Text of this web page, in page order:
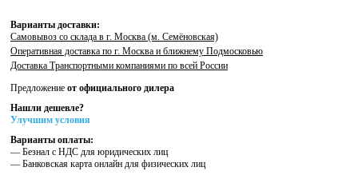
Варианты доставки:
Самовывоз со склада в г. Москва (м. Семёновская)
Оперативная доставка по г. Москва и ближнему Подмосковью
Доставка Транспортными компаниями по всей России
Предложение от официального дилера
Нашли дешевле?
Улучшим условия
Варианты оплаты:
— Безнал с НДС для юридических лиц
— Банковская карта онлайн для физических лиц